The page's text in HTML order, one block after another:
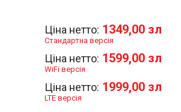
Ціна нетто: 1349,00 зл
Стандартна версія
Ціна нетто: 1599,00 зл
WiFi версія
Ціна нетто: 1999,00 зл
LTE версія